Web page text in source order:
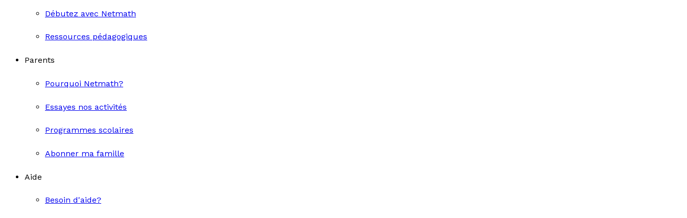
Débutez avec Netmath
Ressources pédagogiques
Parents
Pourquoi Netmath?
Essayes nos activités
Programmes scolaires
Abonner ma famille
Aide
Besoin d'aide?